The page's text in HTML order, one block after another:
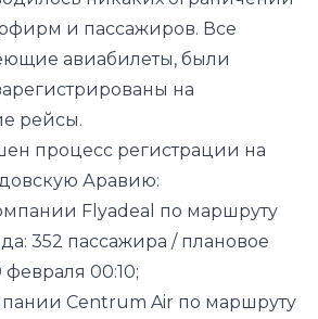
и пассажиров. Все
авиабилеты, были
на
рейсы.
процесс регистрации на
Аравию:
Flyadeal по маршруту
352 пассажира / плановое
февраля 00:10;
Centrum Air по маршруту